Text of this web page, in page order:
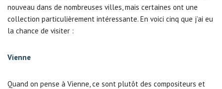
nouveau dans de nombreuses villes, mais certaines ont une
collection particulièrement intéressante. En voici cinq que j’ai eu
la chance de visiter :
Vienne
Quand on pense à Vienne, ce sont plutôt des compositeurs et